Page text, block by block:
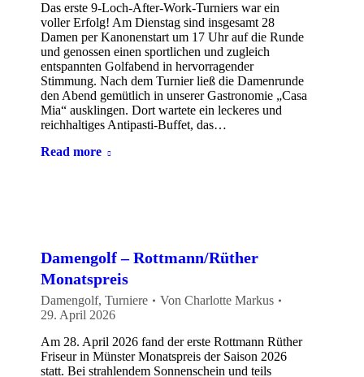
Das erste 9-Loch-After-Work-Turniers war ein
voller Erfolg! Am Dienstag sind insgesamt 28
Damen per Kanonenstart um 17 Uhr auf die Runde
und genossen einen sportlichen und zugleich
entspannten Golfabend in hervorragender
Stimmung. Nach dem Turnier ließ die Damenrunde
den Abend gemütlich in unserer Gastronomie „Casa
Mia“ ausklingen. Dort wartete ein leckeres und
reichhaltiges Antipasti-Buffet, das…
Read more
Damengolf – Rottmann/Rüther
Monatspreis
Damengolf, Turniere Von Charlotte Markus
29. April 2026
Am 28. April 2026 fand der erste Rottmann Rüther
Friseur in Münster Monatspreis der Saison 2026
statt. Bei strahlendem Sonnenschein und teils